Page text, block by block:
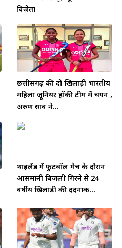
विजेता
छत्तीसगढ़ की दो खिलाड़ी भारतीय
महिला जूनियर हॉकी टीम में चयन ,
अरुण साव ने...
थाईलैंड में फुटबॉल मैच के दौरान
आसमानी बिजली गिरने से 24
वर्षीय ख़िलाड़ी की दर्दनाक...